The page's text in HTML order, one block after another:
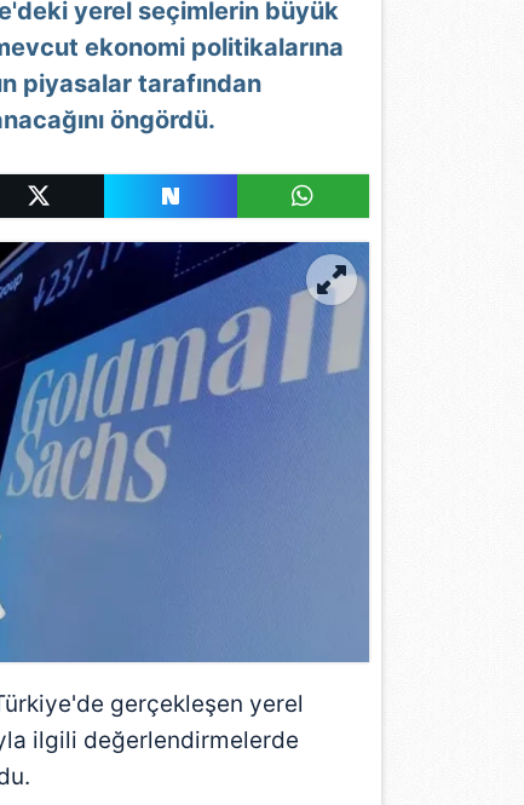
yerel seçimlerin büyük
ekonomi politikalarına
piyasalar tarafından
öngördü.
'de gerçekleşen yerel
ilgili değerlendirmelerde